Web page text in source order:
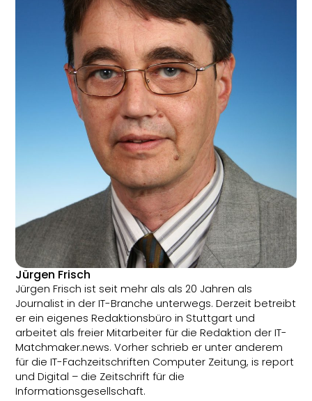
Jürgen Frisch
Jürgen Frisch ist seit mehr als als 20 Jahren als
Journalist in der IT-Branche unterwegs. Derzeit betreibt
er ein eigenes Redaktionsbüro in Stuttgart und
arbeitet als freier Mitarbeiter für die Redaktion der IT-
Matchmaker.news. Vorher schrieb er unter anderem
für die IT-Fachzeitschriften Computer Zeitung, is report
und Digital – die Zeitschrift für die
Informationsgesellschaft.